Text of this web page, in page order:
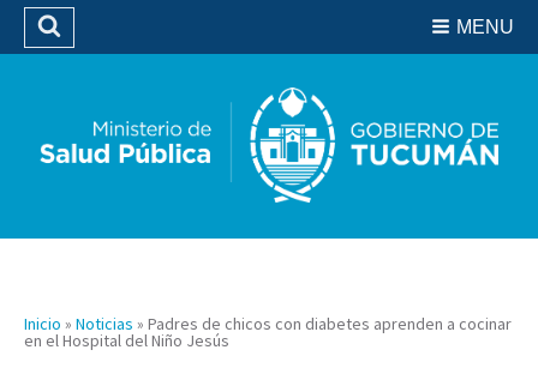
Biblioteca
MENU
Buscar
Inicio » Noticias » Padres de chicos con diabetes aprenden a cocinar
en el Hospital del Niño Jesús